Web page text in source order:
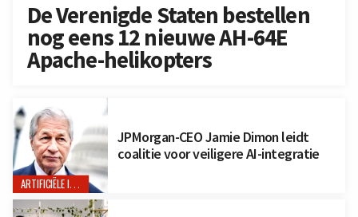
De Verenigde Staten bestellen
nog eens 12 nieuwe AH-64E
Apache-helikopters
ARTIFICIËLE INTELLIGENTIE
JPMorgan-CEO Jamie Dimon leidt
coalitie voor veiligere AI-integratie